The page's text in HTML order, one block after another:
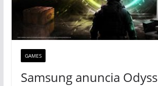
GAMES
Samsung anuncia